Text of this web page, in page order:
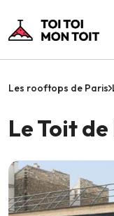
Les rooftops de Paris
Le Toit